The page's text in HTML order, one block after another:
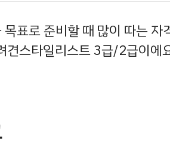
표로 준비할 때 많이 따는 자
스타일리스트 3급/2급이에